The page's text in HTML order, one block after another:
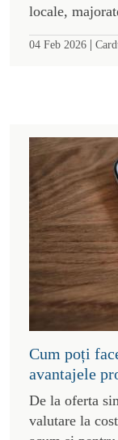
locale,
04 Feb 2026 |
Cum poți
avantajele
De la oferta
valutare la